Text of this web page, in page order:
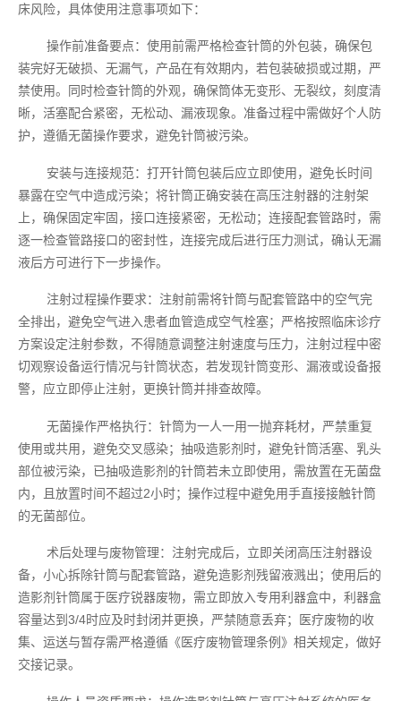
床风险，具体使用注意事项如下：
操作前准备要点：使用前需严格检查针筒的外包装，确保包
装完好无破损、无漏气，产品在有效期内，若包装破损或过期，严
禁使用。同时检查针筒的外观，确保筒体无变形、无裂纹，刻度清
晰，活塞配合紧密，无松动、漏液现象。准备过程中需做好个人防
护，遵循无菌操作要求，避免针筒被污染。
安装与连接规范：打开针筒包装后应立即使用，避免长时间
暴露在空气中造成污染；将针筒正确安装在高压注射器的注射架
上，确保固定牢固，接口连接紧密，无松动；连接配套管路时，需
逐一检查管路接口的密封性，连接完成后进行压力测试，确认无漏
液后方可进行下一步操作。
注射过程操作要求：注射前需将针筒与配套管路中的空气完
全排出，避免空气进入患者血管造成空气栓塞；严格按照临床诊疗
方案设定注射参数，不得随意调整注射速度与压力，注射过程中密
切观察设备运行情况与针筒状态，若发现针筒变形、漏液或设备报
警，应立即停止注射，更换针筒并排查故障。
无菌操作严格执行：针筒为一人一用一抛弃耗材，严禁重复
使用或共用，避免交叉感染；抽吸造影剂时，避免针筒活塞、乳头
部位被污染，已抽吸造影剂的针筒若未立即使用，需放置在无菌盘
内，且放置时间不超过2小时；操作过程中避免用手直接接触针筒
的无菌部位。
术后处理与废物管理：注射完成后，立即关闭高压注射器设
备，小心拆除针筒与配套管路，避免造影剂残留液溅出；使用后的
造影剂针筒属于医疗锐器废物，需立即放入专用利器盒中，利器盒
容量达到3/4时应及时封闭并更换，严禁随意丢弃；医疗废物的收
集、运送与暂存需严格遵循《医疗废物管理条例》相关规定，做好
交接记录。